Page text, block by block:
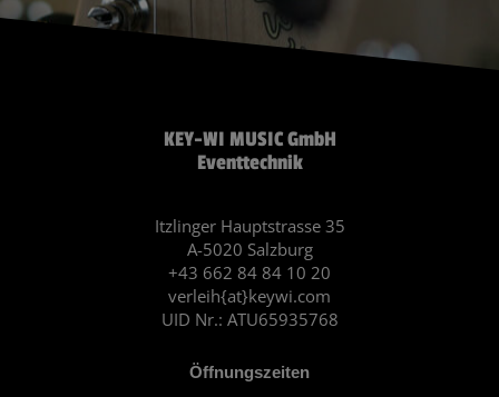
KEY-WI MUSIC GmbH
Eventtechnik
Itzlinger Hauptstrasse 35
A-5020 Salzburg
+43 662 84 84 10 20
verleih{at}keywi.com
UID Nr.: ATU65935768
Öffnungszeiten